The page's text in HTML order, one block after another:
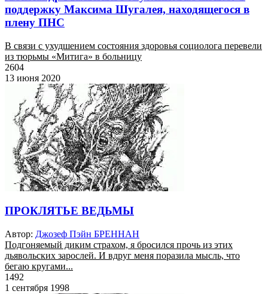
поддержку Максима Шугалея, находящегося в
плену ПНС
В связи с ухудшением состояния здоровья социолога перевели
из тюрьмы «Митига» в больницу
2604
13 июня 2020
ПРОКЛЯТЬЕ ВЕДЬМЫ
Автор: Джозеф Пэйн БРЕННАН
Подгоняемый диким страхом, я бросился прочь из этих
дьявольских зарослей. И вдруг меня поразила мысль, что
бегаю кругами...
1492
1 сентября 1998